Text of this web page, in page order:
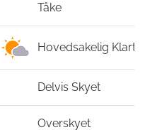
Tåke
Hovedsakelig Klart
Delvis Skyet
Overskyet